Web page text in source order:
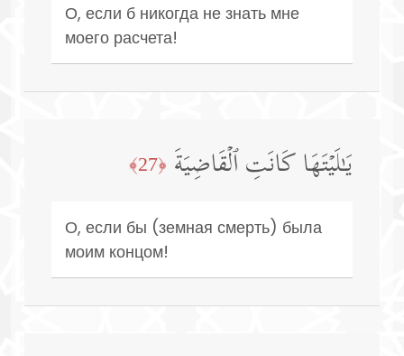
О, если б никогда не знать мне
моего расчета!
یَـٰلَیۡتَهَا كَانَتِ ٱلۡقَاضِیَةَ ﴿27﴾
О, если бы (земная смерть) была
моим концом!